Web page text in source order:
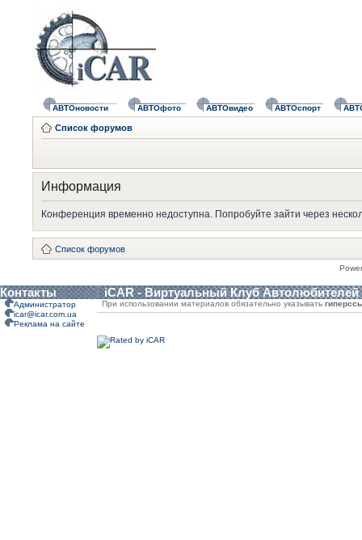
АВТОновости АВТОфото АВТОвидео АВТОспорт
Список форумов
Информация
Конференция временно недоступна. Попробуйте зайти через
Список форумов
Контакты iCAR - Виртуальный Клуб Автолюбителей
Администратор
icar@icar.com.ua
Реклама на сайте
При использовании материалов обязательно указывать